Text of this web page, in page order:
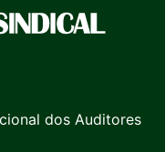
dos Auditores